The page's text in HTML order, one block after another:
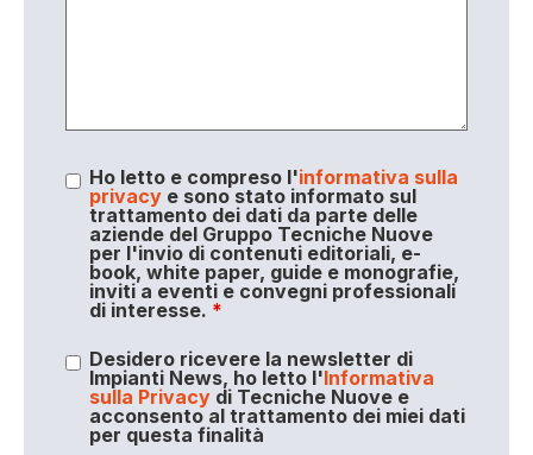
Ho letto e compreso l'informativa sulla
privacye sono stato informato sul
trattamento dei dati da parte delle
aziende del Gruppo Tecniche Nuove
per l'invio di contenuti editoriali, e-
book, white paper, guide e monografie,
inviti a eventi e convegni professionali
di interesse. *
Desidero ricevere la newsletter di
Impianti News, ho letto l'Informativa
sulla Privacydi Tecniche Nuove e
acconsento al trattamento dei miei dati
per questa finalità